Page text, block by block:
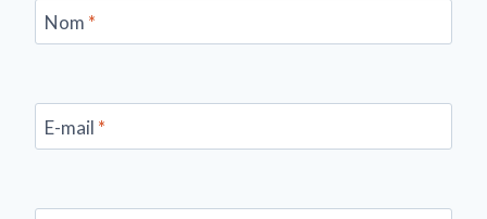
Nom *
E-mail *